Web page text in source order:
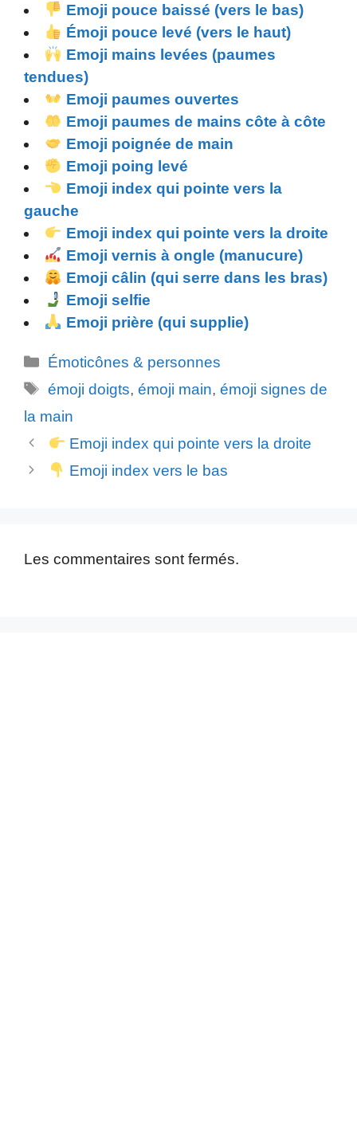
Emoji pouce baissé (vers le bas)
Émoji pouce levé (vers le haut)
Emoji mains levées (paumes
tendues)
Emoji paumes ouvertes
Emoji paumes de mains côte à côte
Emoji poignée de main
Emoji poing levé
Emoji index qui pointe vers la
gauche
Emoji index qui pointe vers la droite
Emoji vernis à ongle (manucure)
Emoji câlin (qui serre dans les bras)
Emoji selfie
Emoji prière (qui supplie)
Catégories
Émoticônes & personnes
Étiquettes
émoji doigts,émoji main,émoji signes de
la main
Emoji index qui pointe vers la droite
Emoji index vers le bas
Les commentaires sont fermés.